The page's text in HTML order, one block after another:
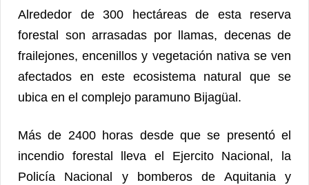
Alrededor de 300 hectáreas de esta reserva
forestal son arrasadas por llamas, decenas de
frailejones, encenillos y vegetación nativa se ven
afectados en este ecosistema natural que se
ubica en el complejo paramuno Bijagüal.
Más de 2400 horas desde que se presentó el
incendio forestal lleva el Ejercito Nacional, la
Policía Nacional y bomberos de Aquitania y